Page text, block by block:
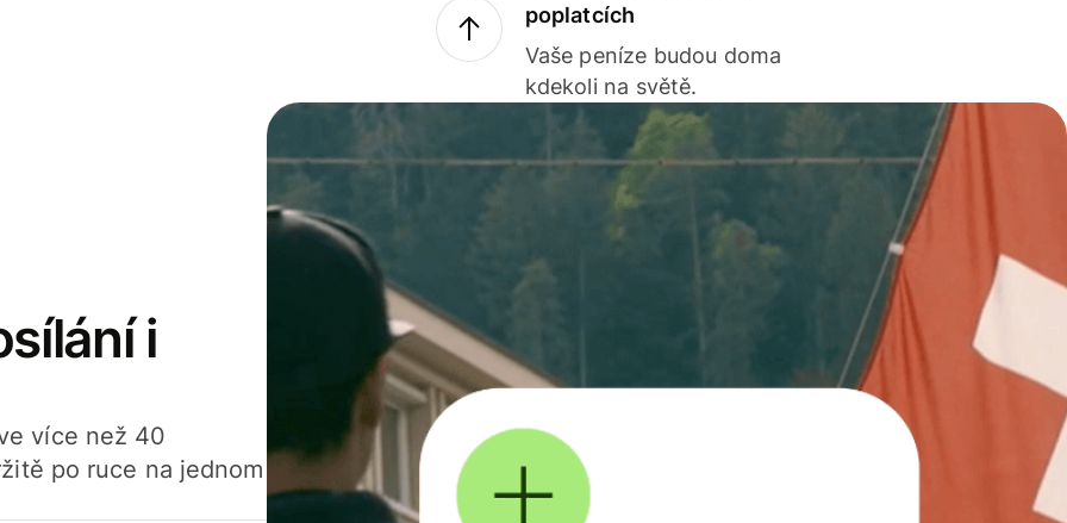
poplatcích
Vaše peníze budou doma
kdekoli na světě.
i
více než 40
po ruce na jednom